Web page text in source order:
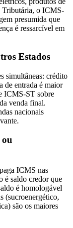
Tributária, o ICMS-
presumida que
é ressarcível em
Estados
simultâneas: crédito
de entrada é maior
ICMS-ST sobre
venda final.
nacionais
ICMS nas
é saldo credor que
é homologável
(sucroenergético,
são os maiores